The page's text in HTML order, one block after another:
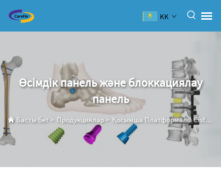
KK
Өсімдік панель және блоккациялау
панель
Басты бет> Продукциялар> Қосымша Платформалы Сistemа